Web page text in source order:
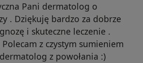
Pani dermatolog o
. Dziękuję bardzo za dobrze
i skuteczne leczenie .
z czystym sumieniem
z powołania :)